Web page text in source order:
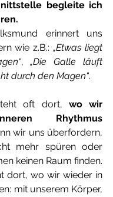
begleite ich
erinnert uns
wie z.B.: „Etwas liegt
, „Die Galle läuft
durch den Magen“.
oft dort, wo wir
Rhythmus
wir uns überfordern,
mehr spüren oder
keinen Raum finden.
dort, wo wir wieder in
mit unserem Körper,